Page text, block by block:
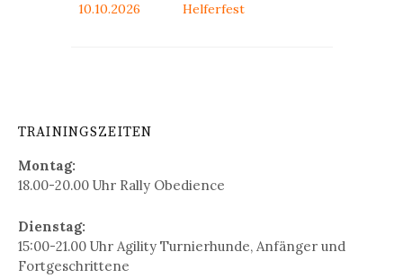
10.10.2026
Helferfest
TRAININGSZEITEN
Montag:
18.00-20.00 Uhr Rally Obedience
Dienstag:
15:00-21.00 Uhr Agility Turnierhunde, Anfänger und
Fortgeschrittene